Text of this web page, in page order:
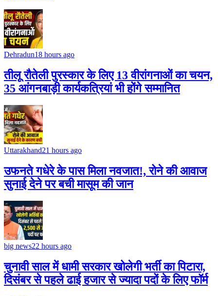
Dehradun18 hours ago
तीलू रौतेली पुरस्कार के लिए 13 वीरांगनाओं का चयन,
35 आंगनबाड़ी कार्यकत्रियां भी होंगे सम्मानित
Uttarakhand21 hours ago
उफनते गधेरे के पास मिला नवजात!, रोने की आवाज
सुनाई देने पर बची मासूम की जान
big news22 hours ago
चुनावी साल में धामी सरकार खोलेगी भर्ती का पिटारा,
दिसंबर से पहले ढाई हजार से ज्यादा पदों के लिए फॉर्म